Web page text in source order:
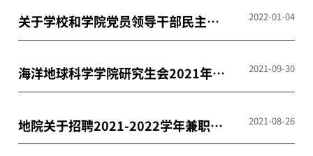
关于学校和学院党员领导干部民主生
活会征求意见建议的通知
2022-01-04
海洋地球科学学院研究生会2021年新
一任主席团成员名单
2021-09-30
地院关于招聘2021-2022学年兼职辅
导员的通知
2021-08-26